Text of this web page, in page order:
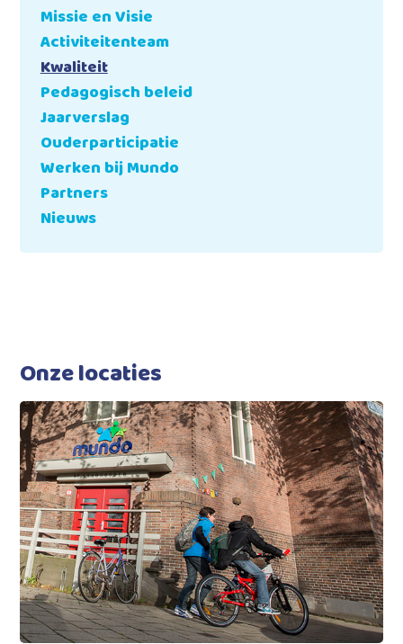
Missie en Visie
Activiteitenteam
Kwaliteit
Pedagogisch beleid
Jaarverslag
Ouderparticipatie
Werken bij Mundo
Partners
Nieuws
Onze locaties